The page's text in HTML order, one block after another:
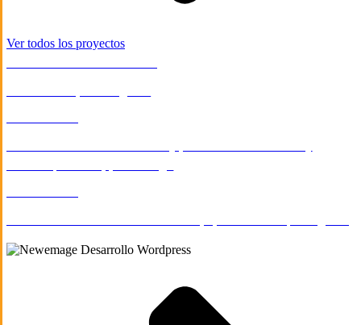
Ver todos los proyectos